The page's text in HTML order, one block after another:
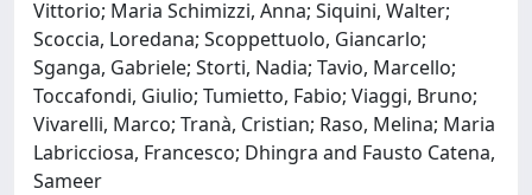
Vittorio; Maria Schimizzi, Anna; Siquini, Walter;
Scoccia, Loredana; Scoppettuolo, Giancarlo;
Sganga, Gabriele; Storti, Nadia; Tavio, Marcello;
Toccafondi, Giulio; Tumietto, Fabio; Viaggi, Bruno;
Vivarelli, Marco; Tranà, Cristian; Raso, Melina; Maria
Labricciosa, Francesco; Dhingra and Fausto Catena,
Sameer